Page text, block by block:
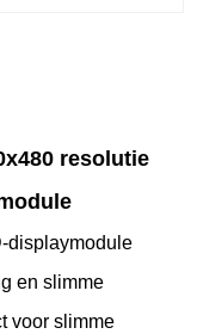
resolutie
displaymodule
en slimme
voor slimme